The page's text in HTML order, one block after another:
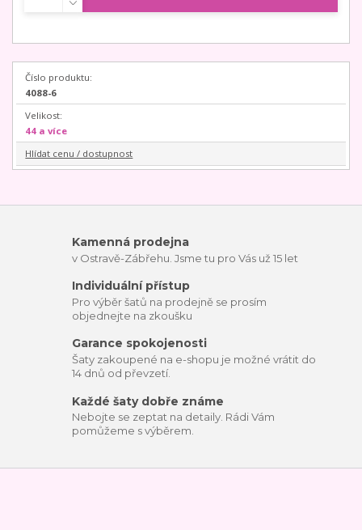
Číslo produktu:
4088-6
Velikost:
44 a více
Hlídat cenu / dostupnost
Kamenná prodejna
v Ostravě-Zábřehu. Jsme tu pro Vás už 15 let
Individuální přístup
Pro výběr šatů na prodejně se prosím
objednejte na zkoušku
Garance spokojenosti
Šaty zakoupené na e-shopu je možné vrátit do
14 dnů od převzetí.
Každé šaty dobře známe
Nebojte se zeptat na detaily. Rádi Vám
pomůžeme s výběrem.